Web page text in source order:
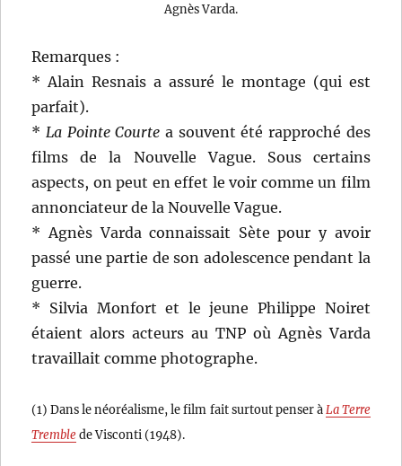
Agnès Varda.
Remarques :
* Alain Resnais a assuré le montage (qui est
parfait).
* La Pointe Courte a souvent été rapproché des
films de la Nouvelle Vague. Sous certains
aspects, on peut en effet le voir comme un film
annonciateur de la Nouvelle Vague.
* Agnès Varda connaissait Sète pour y avoir
passé une partie de son adolescence pendant la
guerre.
* Silvia Monfort et le jeune Philippe Noiret
étaient alors acteurs au TNP où Agnès Varda
travaillait comme photographe.
(1) Dans le néoréalisme, le film fait surtout penser à La Terre
Tremble de Visconti (1948).